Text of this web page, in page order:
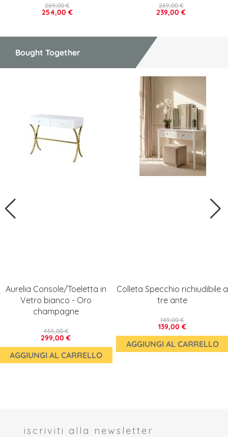
254,00 €
269,00 €
239,00 €
269,00 €
Bought Together
Aurelia Console/Toeletta in
Vetro bianco - Oro
champagne
299,00 €
455,00 €
AGGIUNGI AL CARRELLO
Colleta Specchio richiudibile a
tre ante
139,00 €
149,00 €
AGGIUNGI AL CARRELLO
iscriviti alla newsletter